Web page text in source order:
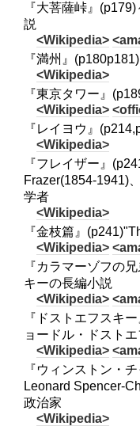
『大菩薩峠』
説
<Wikipedia>
『満州』(p180p181)
<Wikipedia>
『東京タワー』
<Wikipedia>
『レイヨウ』
<Wikipedia>
『フレイザー』
Frazer(1854-1941)
学者
<Wikipedia>
『金枝篇』
<Wikipedia>
『カラマーゾフの
キーの長編小説
<Wikipedia>
『ドストエフスキ
ョードル・ドスト
<Wikipedia>
『ウィンストン・
Leonard Spencer-
政治家
<Wikipedia>